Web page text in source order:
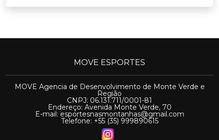
MOVE ESPORTES
MOVE Agencia de Desenvolvimento de Monte Verde e
Região
CNPJ: 06.131.711/0001-81
Endereço: Avenida Monte Verde, 70
E-mail: esportesnasmontanhas@gmail.com
Telefone: +55 (35) 999890615